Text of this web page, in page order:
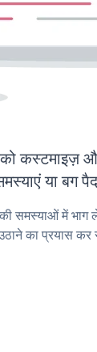
कस्टमाइज़
या बग
समस्याओं में भाग
का प्रयास